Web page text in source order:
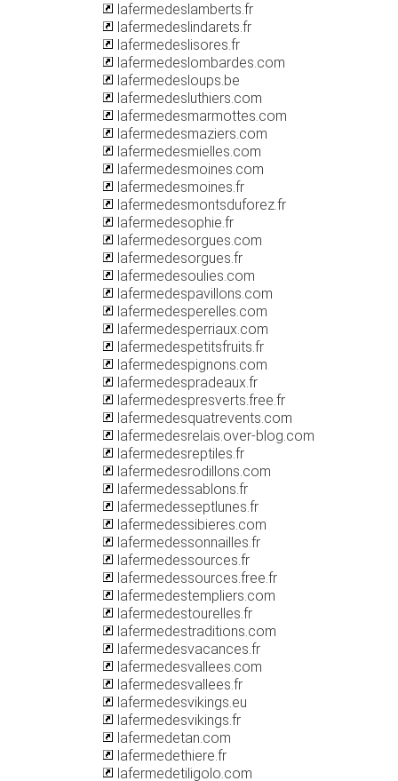
lafermedeslamberts.fr
lafermedeslindarets.fr
lafermedeslisores.fr
lafermedeslombardes.com
lafermedesloups.be
lafermedesluthiers.com
lafermedesmarmottes.com
lafermedesmaziers.com
lafermedesmielles.com
lafermedesmoines.com
lafermedesmoines.fr
lafermedesmontsduforez.fr
lafermedesophie.fr
lafermedesorgues.com
lafermedesorgues.fr
lafermedesoulies.com
lafermedespavillons.com
lafermedesperelles.com
lafermedesperriaux.com
lafermedespetitsfruits.fr
lafermedespignons.com
lafermedespradeaux.fr
lafermedespresverts.free.fr
lafermedesquatrevents.com
lafermedesrelais.over-blog.com
lafermedesreptiles.fr
lafermedesrodillons.com
lafermedessablons.fr
lafermedesseptlunes.fr
lafermedessibieres.com
lafermedessonnailles.fr
lafermedessources.fr
lafermedessources.free.fr
lafermedestempliers.com
lafermedestourelles.fr
lafermedestraditions.com
lafermedesvacances.fr
lafermedesvallees.com
lafermedesvallees.fr
lafermedesvikings.eu
lafermedesvikings.fr
lafermedetan.com
lafermedethiere.fr
lafermedetiligolo.com